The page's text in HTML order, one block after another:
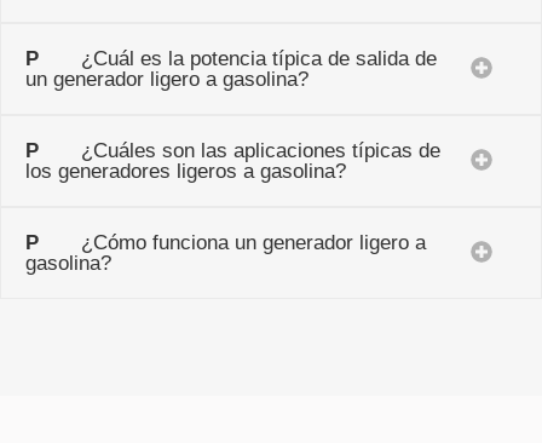
P ¿Cuál es la potencia típica de salida de
un generador ligero a gasolina?
P ¿Cuáles son las aplicaciones típicas de
los generadores ligeros a gasolina?
P ¿Cómo funciona un generador ligero a
gasolina?